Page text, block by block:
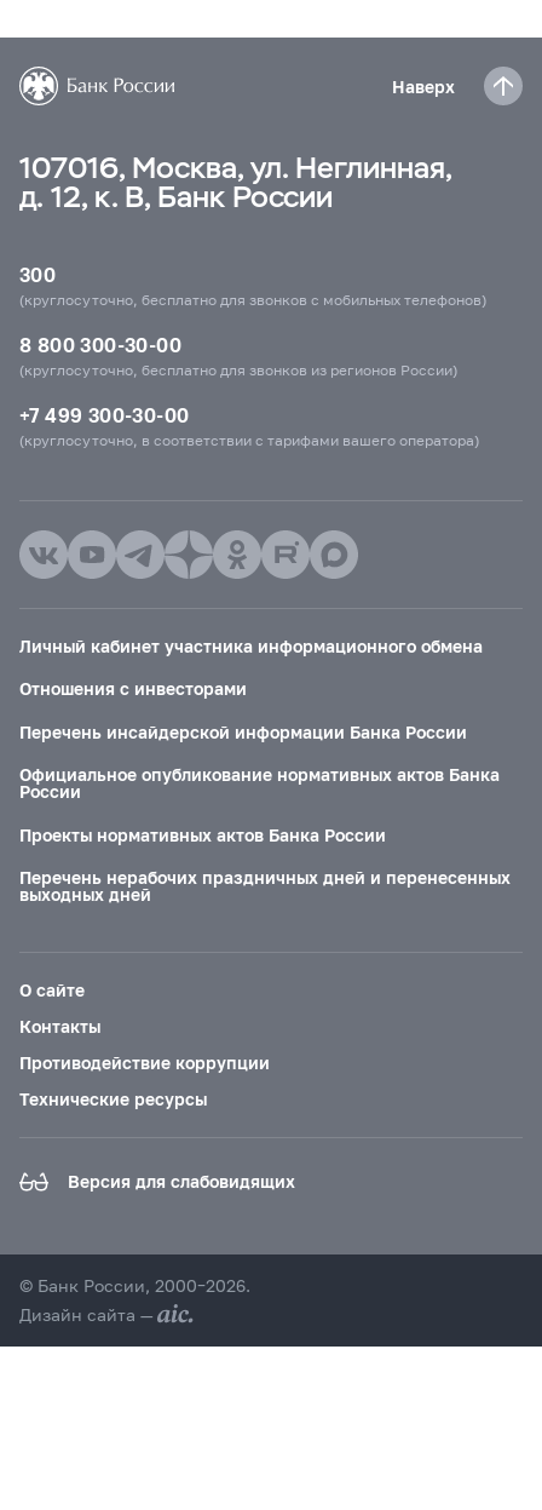
Наверх
107016, Москва, ул. Неглинная,
д. 12, к. В, Банк России
300
(круглосуточно, бесплатно для звонков с мобильных телефонов)
8 800 300-30-00
(круглосуточно, бесплатно для звонков из регионов России)
+7 499 300-30-00
(круглосуточно, в соответствии с тарифами вашего оператора)
Личный кабинет участника информационного обмена
Отношения с инвесторами
Перечень инсайдерской информации Банка России
Официальное опубликование нормативных актов Банка
России
Проекты нормативных актов Банка России
Перечень нерабочих праздничных дней и перенесенных
выходных дней
О сайте
Контакты
Противодействие коррупции
Технические ресурсы
Версия для слабовидящих
© Банк России, 2000–2026.
Дизайн сайта —